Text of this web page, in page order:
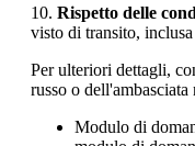
10. Rispetto delle
visto di transito,
Per ulteriori dettagli,
russo o dell'ambasciata
Modulo di